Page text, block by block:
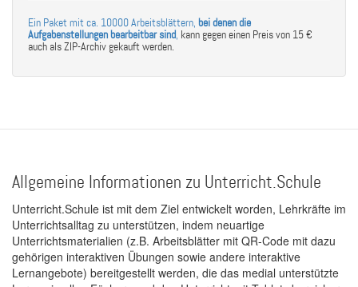
Ein Paket mit ca. 10000 Arbeitsblättern, bei denen die
Aufgabenstellungen bearbeitbar sind, kann gegen einen Preis von 15 €
auch als ZIP-Archiv gekauft werden.
Allgemeine Informationen zu Unterricht.Schule
Unterricht.Schule ist mit dem Ziel entwickelt worden, Lehrkräfte im
Unterrichtsalltag zu unterstützen, indem neuartige
Unterrichtsmaterialien (z.B. Arbeitsblätter mit QR-Code mit dazu
gehörigen interaktiven Übungen sowie andere interaktive
Lernangebote) bereitgestellt werden, die das medial unterstützte